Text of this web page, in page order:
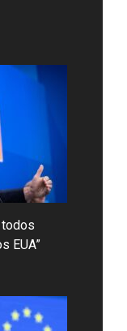
todos
EUA”